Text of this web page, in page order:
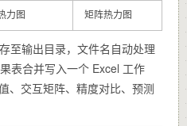
力图 矩阵热力图
至输出目录，文件名自动处理
表合并写入一个 Excel 工作
、交互矩阵、精度对比、预测